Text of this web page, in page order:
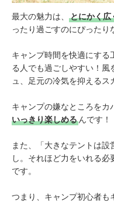
最大の魅力は、 とにかく広
ったり過ごすのにぴったり
キャンプ時間を快適にする
る人でも過ごしやすい！ 風
ュ、足元の冷気を抑える
キャンプの嫌なところをカ
いっきり楽しめる んです！
また、「大きなテントは設
し。 それほど力をいれる必
です。
つまり、キャンプ初心者も